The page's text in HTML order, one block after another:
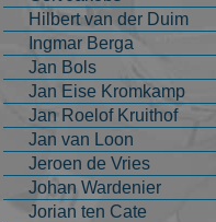
Hilbert van der Duim
Ingmar Berga
Jan Bols
Jan Eise Kromkamp
Jan Roelof Kruithof
Jan van Loon
Jeroen de Vries
Johan Wardenier
Jorian ten Cate
_ga